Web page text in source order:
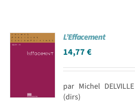
L’Effacement
14,77€
par Michel
(dirs)